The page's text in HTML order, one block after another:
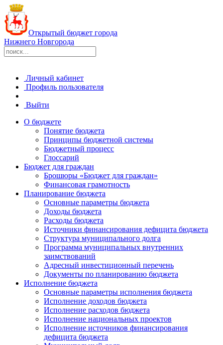
Открытый бюджет города
Нижнего Новгорода
Личный кабинет
Профиль пользователя
Выйти
О бюджете
Понятие бюджета
Принципы бюджетной системы
Бюджетный процесс
Глоссарий
Бюджет для граждан
Брошюры «Бюджет для граждан»
Финансовая грамотность
Планирование бюджета
Основные параметры бюджета
Доходы бюджета
Расходы бюджета
Источники финансирования дефицита бюджета
Структура муниципального долга
Программа муниципальных внутренних
заимствований
Адресный инвестиционный перечень
Документы по планированию бюджета
Исполнение бюджета
Основные параметры исполнения бюджета
Исполнение доходов бюджета
Исполнение расходов бюджета
Исполнение национальных проектов
Исполнение источников финансирования
дефицита бюджета